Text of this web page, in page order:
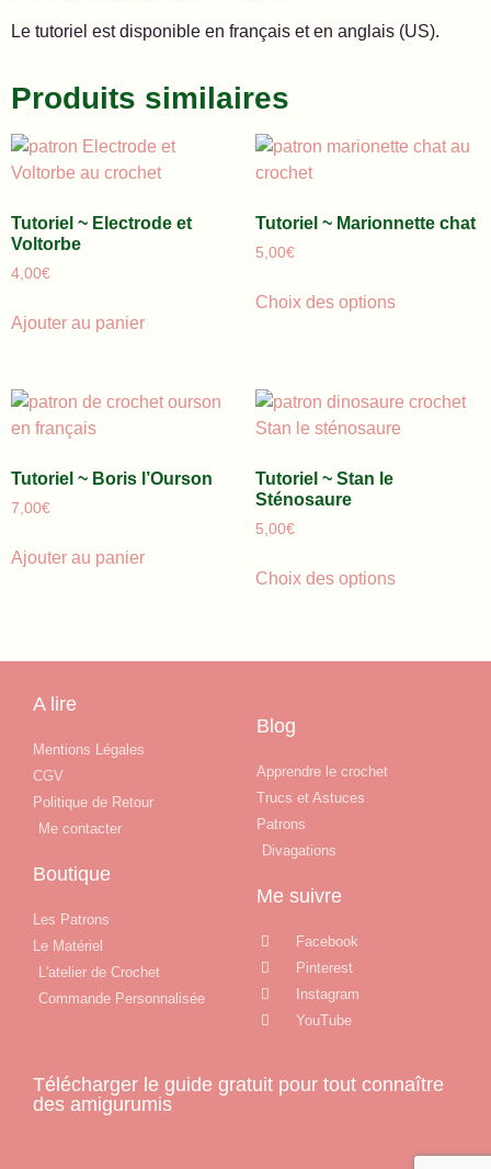
Le tutoriel est disponible en français et en anglais (US).
Produits similaires
Tutoriel ~ Electrode et
Voltorbe
4,00€
Ajouter au panier
Tutoriel ~ Marionnette chat
5,00€
Choix des options
Tutoriel ~ Boris l’Ourson
7,00€
Ajouter au panier
Tutoriel ~ Stan le
Sténosaure
5,00€
Choix des options
A lire
Mentions Légales
CGV
Politique de Retour
Me contacter
Boutique
Les Patrons
Le Matériel
L'atelier de Crochet
Commande Personnalisée
Blog
Apprendre le crochet
Trucs et Astuces
Patrons
Divagations
Me suivre
Facebook
Pinterest
Instagram
YouTube
Télécharger le guide gratuit pour tout connaître
des amigurumis